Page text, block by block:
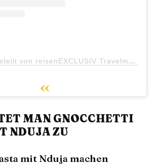
Ein Beitrag geteilt von reisenEXCLUSIV Travelmagazin (@reisen_exclusiv)
MAN GNOCCHETTI
NDUJA ZU
mit Nduja machen